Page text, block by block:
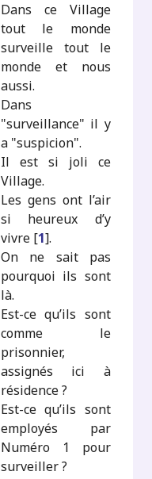
Dans ce Village
tout le monde
surveille tout le
monde et nous
aussi.
Dans
"surveillance" il y
a "suspicion".
Il est si joli ce
Village.
Les gens ont l’air
si heureux d’y
vivre [1].
On ne sait pas
pourquoi ils sont
là.
Est-ce qu’ils sont
comme le
prisonnier,
assignés ici à
résidence ?
Est-ce qu’ils sont
employés par
Numéro 1 pour
surveiller ?